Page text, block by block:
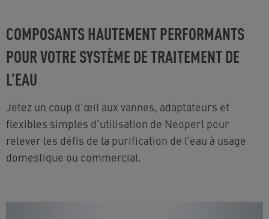
COMPOSANTS HAUTEMENT PERFORMANTS
POUR VOTRE SYSTÈME DE TRAITEMENT DE
L’EAU
Jetez un coup d’œil aux vannes, adaptateurs et
flexibles simples d’utilisation de Neoperl pour
relever les défis de la purification de l’eau à usage
domestique ou commercial.